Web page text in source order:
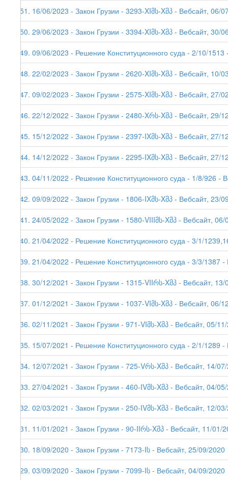
251. 16/06/2023 - Закон Грузии - 3293-XIმს-Xმპ - Вебсайт, 06/
250. 29/06/2023 - Закон Грузии - 3394-XIმს-Xმპ - Вебсайт, 30/
249. 09/06/2023 - Решение Конституционного суда - 2/10/
248. 22/02/2023 - Закон Грузии - 2620-XIმს-Xმპ - Вебсайт, 10/
247. 09/02/2023 - Закон Грузии - 2575-XIმს-Xმპ - Вебсайт, 27/
246. 22/12/2022 - Закон Грузии - 2480-Xრს-Xმპ - Вебсайт, 29/
245. 15/12/2022 - Закон Грузии - 2397-IXმს-Xმპ - Вебсайт, 27/
244. 14/12/2022 - Закон Грузии - 2295-IXმს-Xმპ - Вебсайт, 27/
243. 04/11/2022 - Решение Конституционного суда - 1/8/926 -
242. 09/09/2022 - Закон Грузии - 1806-IXმს-Xმპ - Вебсайт, 23/
241. 24/05/2022 - Закон Грузии - 1580-VIIIმს-Xმპ - Вебсайт,
240. 21/04/2022 - Решение Конституционного суда - 3/1/
239. 21/04/2022 - Решение Конституционного суда - 3/3/1387
238. 30/12/2021 - Закон Грузии - 1315-VIIრს-Xმპ - Вебсайт,
237. 01/12/2021 - Закон Грузии - 1037-VIმს-Xმპ - Вебсайт, 06/
236. 02/11/2021 - Закон Грузии - 971-VIმს-Xმპ - Вебсайт, 05/
235. 15/07/2021 - Решение Конституционного суда - 2/1/1289
234. 12/07/2021 - Закон Грузии - 725-Vრს-Xმპ - Вебсайт, 14/
233. 27/04/2021 - Закон Грузии - 460-IVმს-Xმპ - Вебсайт, 04/
232. 02/03/2021 - Закон Грузии - 250-IVმს-Xმპ - Вебсайт, 12/
231. 11/01/2021 - Закон Грузии - 90-IIრს-Xმპ - Вебсайт, 11/
230. 18/09/2020 - Закон Грузии - 7173-Iს - Вебсайт, 25/09/2020
229. 03/09/2020 - Закон Грузии - 7099-Iს - Вебсайт, 04/09/2020